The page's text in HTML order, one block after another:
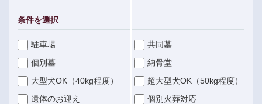
条件を選択
駐車場
共同墓
個別墓
納骨堂
大型犬OK（40kg程度）
超大型犬OK（50kg程度）
遺体のお迎え
個別火葬対応